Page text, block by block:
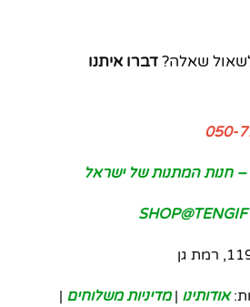
שאלה?דברו איתנו
050-
אודותינו |מדיניות משלוחים |